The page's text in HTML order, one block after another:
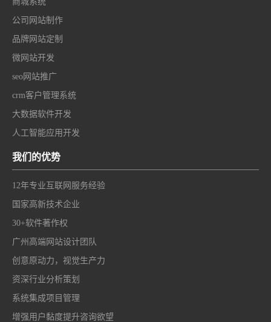
公司网站制作
品牌网站定制
微网站开发
seo网站推广
crm客户管理系统
大数据软件开发
人工智能应用开发
我们的优势
12年专业互联网服务经验
国家高新技术企业
30+软件著作权
广州高端网站设计团队
创意原动力，视觉生产力
资深行业分析策划
系统集成项目管理
增强用户黏度提升咨询欲望